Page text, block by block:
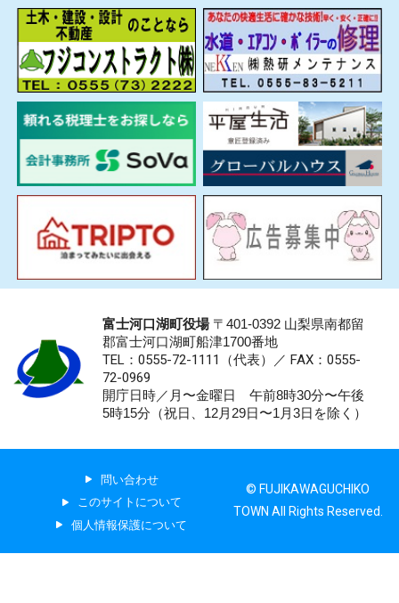
富士河口湖町役場〒401-0392 山梨県南都留
郡富士河口湖町船津1700番地
TEL：0555-72-1111 （代表）／ FAX：0555-
72-0969
開庁日時／月〜金曜日 午前8時30分〜午後
5時15分（祝日、12月29日〜1月3日を除く）
問い合わせ
このサイトについて
個人情報保護について
© FUJIKAWAGUCHIKO
TOWN All Rights Reserved.